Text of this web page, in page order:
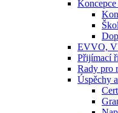
EVVO,
Přijímací
Rady pro
Úspěchy